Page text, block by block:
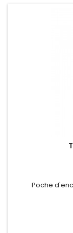
Poche